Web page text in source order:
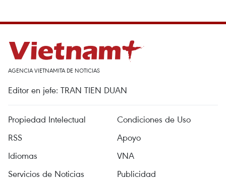
AGENCIA VIETNAMITA DE NOTICIAS
Editor en jefe: TRAN TIEN DUAN
Propiedad Intelectual
Condiciones de Uso
RSS
Apoyo
Idiomas
VNA
Servicios de Noticias
Publicidad